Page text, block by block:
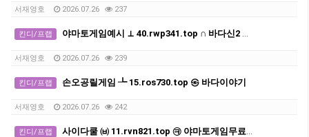
서재영호 2026.07.26 237
킨디/프랩 야마토게임예시 ⊥ 40.rwp341.top ∩ 바다신2 다운로드
서재영호 2026.07.26 239
킨디/프랩 손오공릴게임 ┺ 15.ros730.top ㉿ 바다이야기
서재영호 2026.07.26 242
킨디/프랩 사이다쿨 ㈅ 11.rvn821.top ㉪ 야마토게임무료다운받기